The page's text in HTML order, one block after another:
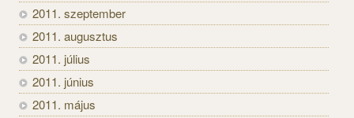
2011. szeptember
2011. augusztus
2011. július
2011. június
2011. május